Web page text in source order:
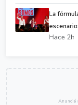
La
Hace 2h
Anunciá